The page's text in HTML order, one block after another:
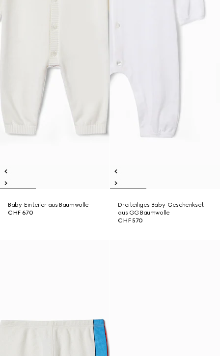
Baby-Einteiler aus Baumwolle
CHF 670
Dreiteiliges Baby-Geschenkset
aus GG Baumwolle
CHF 570